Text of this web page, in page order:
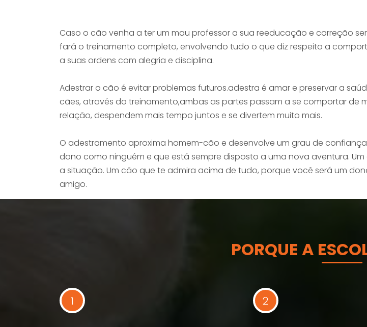
Caso o cão venha a ter um mau professor a sua reeducação e correção
fará o treinamento completo, envolvendo tudo o que diz respeito a
a suas ordens com alegria e disciplina.
Adestrar o cão é evitar problemas futuros.adestra é amar e preservar a
cães, através do treinamento,ambas as partes passam a se comportar de
relação, despendem mais tempo juntos e se divertem muito mais.
O adestramento aproxima homem-cão e desenvolve um grau de
dono como ninguém e que está sempre disposto a uma nova aventura.
a situação. Um cão que te admira acima de tudo, porque você será um
amigo.
PORQUE A
1 2